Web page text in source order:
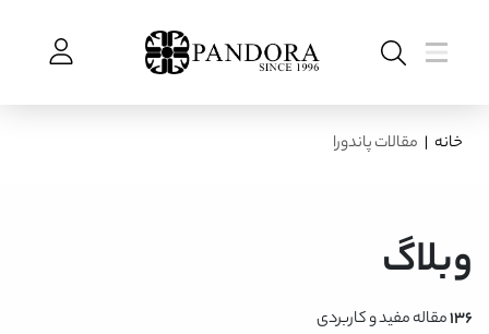
خانه | مقالات پاندورا
وبلاگ
136مقاله مفید و کاربردی